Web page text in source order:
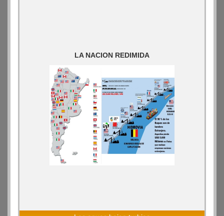
LA NACION REDIMIDA